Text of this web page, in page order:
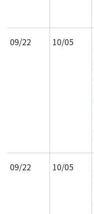
09/22 10/05
09/22 10/05